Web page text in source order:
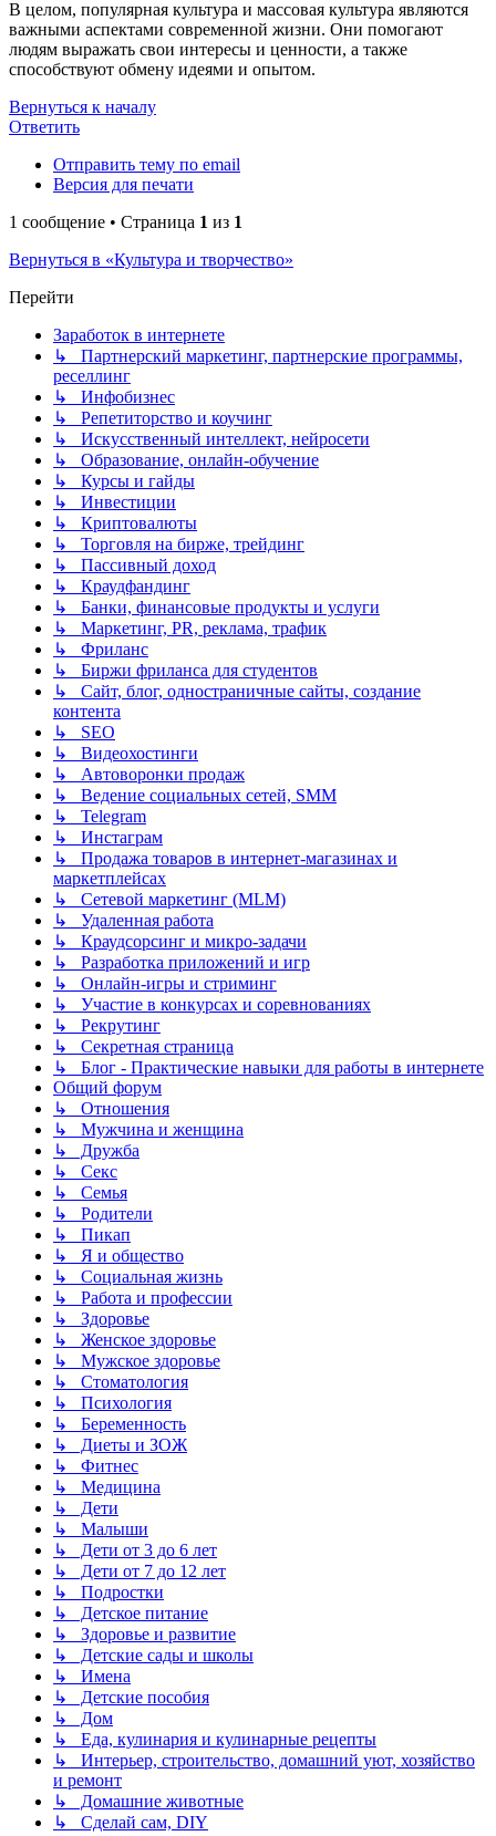
В целом, популярная культура и массовая культура являются
важными аспектами современной жизни. Они помогают
людям выражать свои интересы и ценности, а также
способствуют обмену идеями и опытом.
Вернуться к началу
Ответить
Отправить тему по email
Версия для печати
1 сообщение • Страница 1 из 1
Вернуться в «Культура и творчество»
Перейти
Заработок в интернете
↳ Партнерский маркетинг, партнерские программы,
реселлинг
↳ Инфобизнес
↳ Репетиторство и коучинг
↳ Искусственный интеллект, нейросети
↳ Образование, онлайн-обучение
↳ Курсы и гайды
↳ Инвестиции
↳ Криптовалюты
↳ Торговля на бирже, трейдинг
↳ Пассивный доход
↳ Краудфандинг
↳ Банки, финансовые продукты и услуги
↳ Маркетинг, PR, реклама, трафик
↳ Фриланс
↳ Биржи фриланса для студентов
↳ Сайт, блог, одностраничные сайты, создание
контента
↳ SEO
↳ Видеохостинги
↳ Автоворонки продаж
↳ Ведение социальных сетей, SMM
↳ Telegram
↳ Инстаграм
↳ Продажа товаров в интернет-магазинах и
маркетплейсах
↳ Сетевой маркетинг (MLM)
↳ Удаленная работа
↳ Краудсорсинг и микро-задачи
↳ Разработка приложений и игр
↳ Онлайн-игры и стриминг
↳ Участие в конкурсах и соревнованиях
↳ Рекрутинг
↳ Секретная страница
↳ Блог - Практические навыки для работы в интернете
Общий форум
↳ Отношения
↳ Мужчина и женщина
↳ Дружба
↳ Секс
↳ Семья
↳ Родители
↳ Пикап
↳ Я и общество
↳ Социальная жизнь
↳ Работа и профессии
↳ Здоровье
↳ Женское здоровье
↳ Мужское здоровье
↳ Стоматология
↳ Психология
↳ Беременность
↳ Диеты и ЗОЖ
↳ Фитнес
↳ Медицина
↳ Дети
↳ Малыши
↳ Дети от 3 до 6 лет
↳ Дети от 7 до 12 лет
↳ Подростки
↳ Детское питание
↳ Здоровье и развитие
↳ Детские сады и школы
↳ Имена
↳ Детские пособия
↳ Дом
↳ Еда, кулинария и кулинарные рецепты
↳ Интерьер, строительство, домашний уют, хозяйство
и ремонт
↳ Домашние животные
↳ Сделай сам, DIY